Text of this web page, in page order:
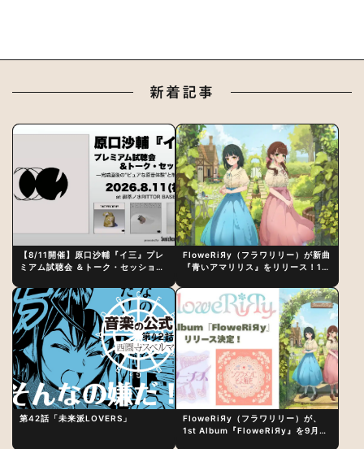
新着記事
【8/11開催】原口沙輔『イ三』プレ
ミアム試聴会 ＆トーク・セッション
制作秘話
FloweRiЯy（フラワリリー）が新曲
『青いアマリリス』をリリース！1st
第42話「未来派LOVERS」
FloweRiЯy（フラワリリー）が、
1st Album『FloweRiЯy』を9月23